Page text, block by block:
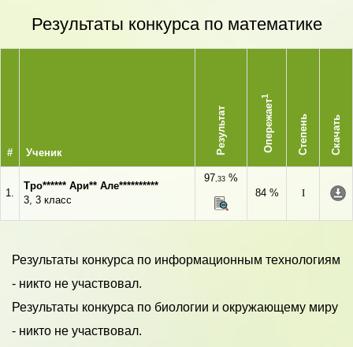
Результаты конкурса по математике
# Ученик Результат Опережает
1
Степень Скачать
1.
Тро****** Ари** Але**********
3, 3 класс
97,33 %
84 %
I
Результаты конкурса по информационным технологиям
- никто не участвовал.
Результаты конкурса по биологии и окружающему миру
- никто не участвовал.